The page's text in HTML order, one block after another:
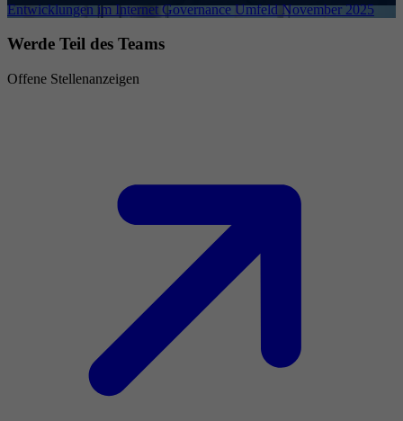
Entwicklungen im Internet Governance Umfeld November 2025
Werde Teil des Teams
Offene Stellenanzeigen